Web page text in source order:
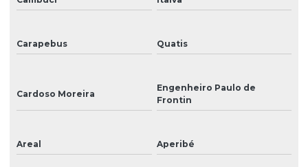
Sinalização interna para hospitais
Sinalização para lojas
Tinta para ampla
Tinta eco solvente para impressão
Carapebus Quatis
Cardoso Moreira
Engenheiro Paulo de
Frontin
Areal Aperibé